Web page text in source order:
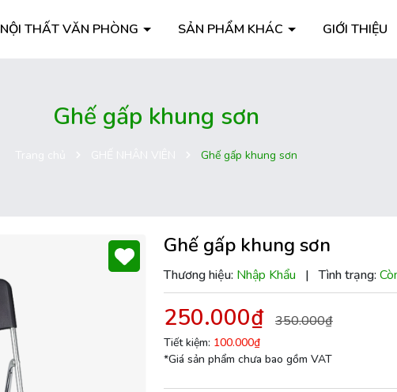
NỘI THẤT VĂN PHÒNG SẢN PHẨM KHÁC GIỚI THIỆU
Ghế gấp khung sơn
Ghế gấp khung sơn
Ghế gấp khung sơn
Thương hiệu: Nhập Khẩu | Tình trạng:
250.000₫ 350.000₫
Tiết kiệm: 100.000₫
*Giá sản phẩm chưa bao gồm VAT